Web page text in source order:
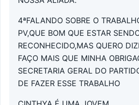
4ªFALANDO SOBRE O
PV,QUE BOM QUE ESTAR
RECONHECIDO,MAS QUERO
FAÇO MAIS QUE MINHA
SECRETARIA GERAL DO
DE FAZER ESSE TRABALHO